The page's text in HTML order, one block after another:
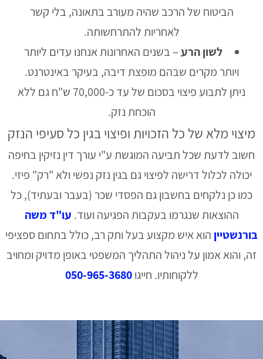
הביטוח של הרכב שהיה מעורב בתאונה, בלי קשר
לאחריות להתרחשותה.
לשון הרע– בשנים האחרונות אנחנו עדים ליותר
ויותר מקרים שבהם מופצת דיבה, בעיקר באינטרנט.
ניתן לתבוע פיצוי בסכום של עד כ-70,000 ש"ח גם ללא
הוכחת נזק.
מיצוי מלא של כל הזכויות ופיצוי בגין כל סעיפי הנזק
חשוב לדעת שכל תביעה המוגשת ע"י עורך דין נזיקין בחיפה
יכולה לכלול דרישה לפיצוי גם בגין נזק נפשי ולא "רק" פיזי.
כמו כן נלקחים בחשבון גם הפסדי שכר (בעבר ובעתיד), כל
ההוצאות שנגרמו בעקבות הפגיעה ועוד. עו"ד משה
בורנשטיין הוא איש מקצוע בעל ותק רב, כולל בתחום ספציפי
זה, והוא אמון על ניהול התהליך המשפטי באופן מדויק ומחויב
ללקוחותיו. חייגו050-965-3680